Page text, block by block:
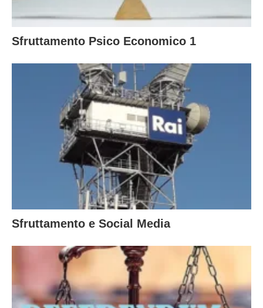
Sfruttamento Psico Economico 1
Sfruttamento e Social Media